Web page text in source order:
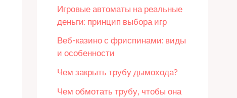
Игровые автоматы на реальные
деньги: принцип выбора игр
Веб-казино с фриспинами: виды
и особенности
Чем закрыть трубу дымохода?
Чем обмотать трубу, чтобы она